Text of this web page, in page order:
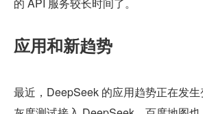
应用和新趋势
最近，DeepSeek 的应用趋势正在发